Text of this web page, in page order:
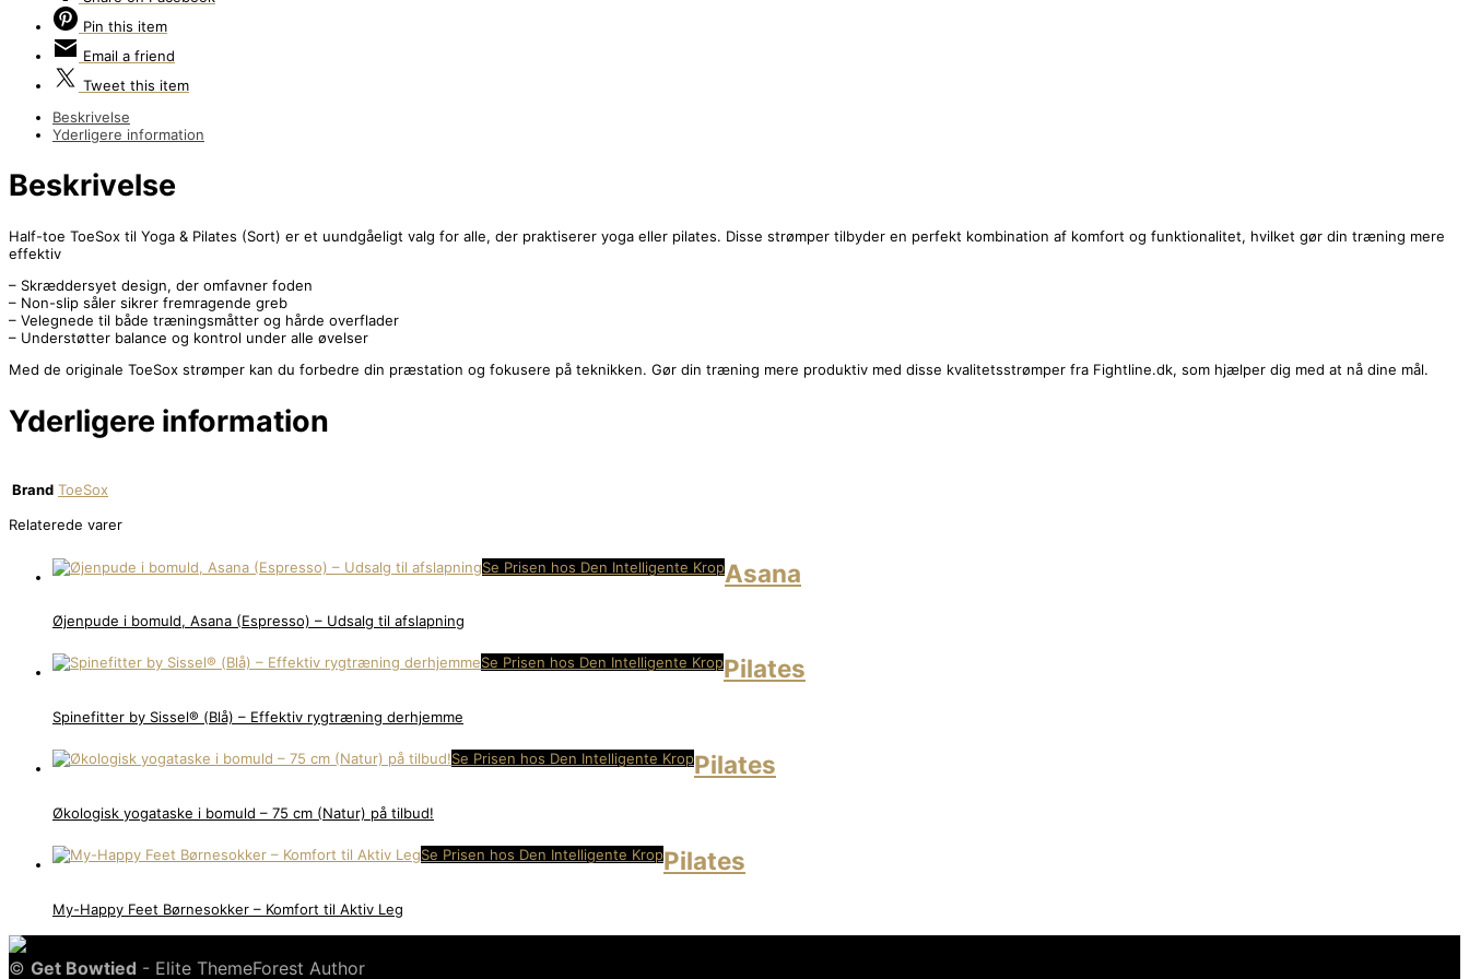
Pin this item
Email a friend
Tweet this item
Beskrivelse
Yderligere information
Beskrivelse
Half-toe ToeSox til Yoga & Pilates (Sort) er et uundgåeligt valg for alle, der praktiserer yoga eller pilates. Disse strømper tilbyder en perfekt kombination af komfort og funktionalitet, hvilket gør din træning mere
effektiv
– Skræddersyet design, der omfavner foden
– Non-slip såler sikrer fremragende greb
– Velegnede til både træningsmåtter og hårde overflader
– Understøtter balance og kontrol under alle øvelser
Med de originale ToeSox strømper kan du forbedre din præstation og fokusere på teknikken. Gør din træning mere produktiv med disse kvalitetsstrømper fra Fightline.dk, som hjælper dig med at nå dine mål.
Yderligere information
Brand ToeSox
Relaterede varer
Se Prisen hos Den Intelligente KropAsana
Øjenpude i bomuld, Asana (Espresso) – Udsalg til afslapning
Se Prisen hos Den Intelligente KropPilates
Spinefitter by Sissel® (Blå) – Effektiv rygtræning derhjemme
Se Prisen hos Den Intelligente KropPilates
Økologisk yogataske i bomuld – 75 cm (Natur) på tilbud!
Se Prisen hos Den Intelligente KropPilates
My-Happy Feet Børnesokker – Komfort til Aktiv Leg
© Get Bowtied - Elite ThemeForest Author